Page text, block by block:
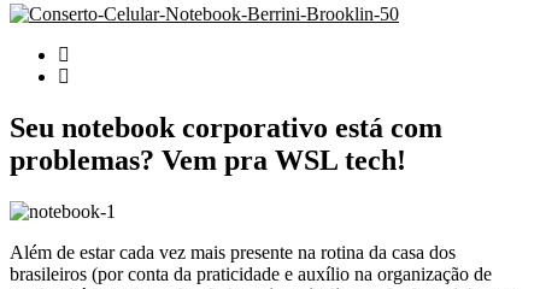
Seu notebook corporativo está com
problemas? Vem pra WSL tech!
Além de estar cada vez mais presente na rotina da casa dos
brasileiros (por conta da praticidade e auxílio na organização de